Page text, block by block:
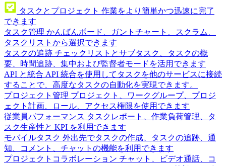
タスクとプロジェクト 作業をより簡単かつ迅速に完了
できます
タスク管理 かんばんボード、ガントチャート、スクラム、
タスクリストから選択できます
タスクの追跡 チェックリストとサブタスク、タスクの概
要、時間追跡、集中および監督者モードを活用できます
API と統合 API 統合を使用してタスクを他のサービスに接続
することで、高度なタスクの自動化を実現できます。
プロジェクト管理 プロジェクト、ワークグループ、プロジ
ェクト計画、ロール、アクセス権限を使用できます
従業員パフォーマンス タスクレポート、作業負荷管理、タ
スク生産性と KPI を利用できます
モバイルタスク 外出先でタスクの作成、タスクの追跡、通
知、コメント、チャットの機能を利用できます
プロジェクトコラボレーション チャット、ビデオ通話、コ